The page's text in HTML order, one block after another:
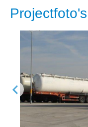
Projectfoto's